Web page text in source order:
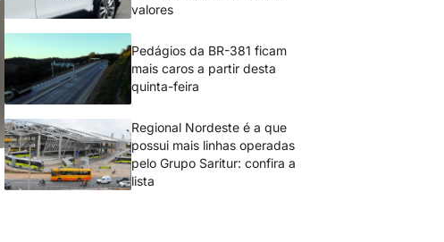
valores
Pedágios da BR-381 ficam
mais caros a partir desta
quinta-feira
Regional Nordeste é a que
possui mais linhas operadas
pelo Grupo Saritur: confira a
lista